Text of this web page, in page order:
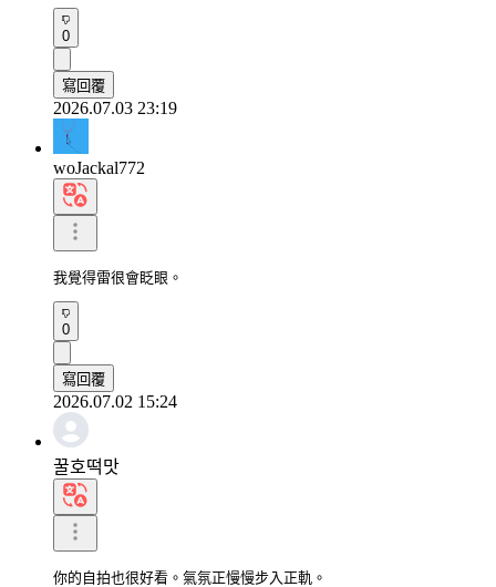
0
寫回覆
2026.07.03 23:19
woJackal772
我覺得雷很會眨眼。
0
寫回覆
2026.07.02 15:24
꿀호떡맛
你的自拍也很好看。氣氛正慢慢步入正軌。